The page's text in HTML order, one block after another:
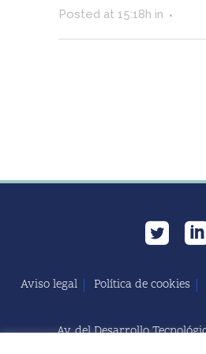
Posted at 15:18h in
Aviso legal Política de cookies
Av. del Desarrollo